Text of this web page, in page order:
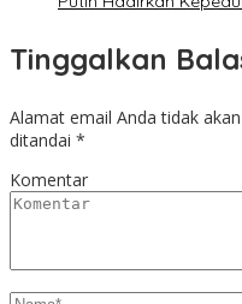
Tinggalkan
Alamat email Anda tidak
ditandai *
Komentar